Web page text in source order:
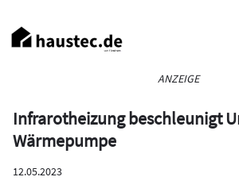
zum
Inhalt
ANZEIGE
Infrarotheizung beschleunigt
Wärmepumpe
12.05.2023